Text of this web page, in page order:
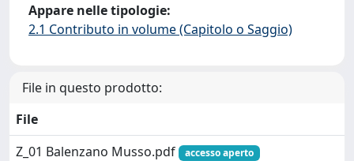
Appare nelle tipologie:
2.1 Contributo in volume (Capitolo o Saggio)
File in questo prodotto:
File
Z_01 Balenzano Musso.pdf
accesso aperto